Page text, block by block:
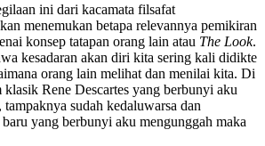
ini dari kacamata filsafat
menemukan betapa relevannya pemikiran
konsep tatapan orang lain atau The Look.
kesadaran akan diri kita sering kali didikte
orang lain melihat dan menilai kita. Di
Rene Descartes yang berbunyi aku
sudah kedaluwarsa dan
yang berbunyi aku mengunggah maka